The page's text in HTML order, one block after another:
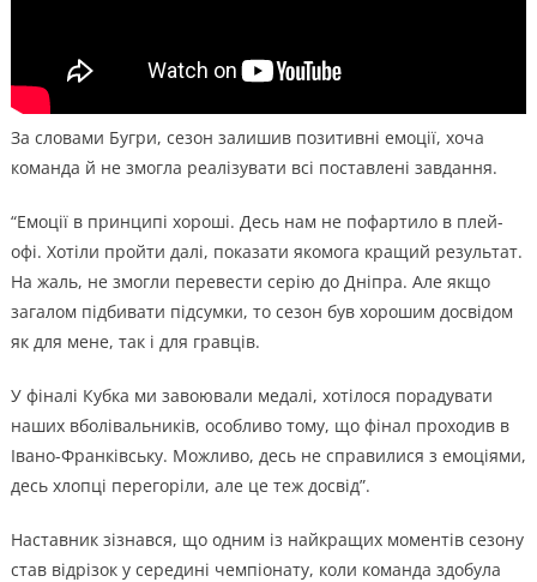
За словами Бугри, сезон залишив позитивні емоції, хоча
команда й не змогла реалізувати всі поставлені завдання.
“Емоції в принципі хороші. Десь нам не пофартило в плей-
офі. Хотіли пройти далі, показати якомога кращий результат.
На жаль, не змогли перевести серію до Дніпра. Але якщо
загалом підбивати підсумки, то сезон був хорошим досвідом
як для мене, так і для гравців.
У фіналі Кубка ми завоювали медалі, хотілося порадувати
наших вболівальників, особливо тому, що фінал проходив в
Івано-Франківську. Можливо, десь не справилися з емоціями,
десь хлопці перегоріли, але це теж досвід”.
Наставник зізнався, що одним із найкращих моментів сезону
став відрізок у середині чемпіонату, коли команда здобула